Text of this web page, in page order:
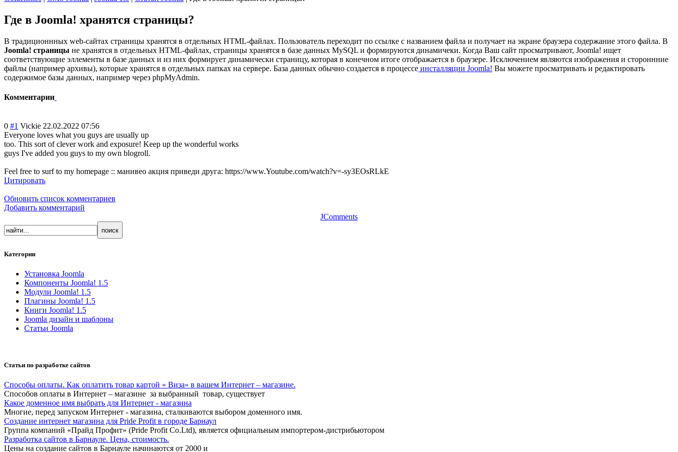
Где в Joomla! хранятся страницы?
В традиционнных web-сайтах страницы хранятся в отдельных HTML-файлах. Пользователь переходит по ссылке с названием файла и получает на экране браузера содержание этого файла. В
Joomla! страницы не хранятся в отдельных HTML-файлах, страницы хранятся в базе данных MySQL и формируются динамичеки. Когда Ваш сайт просматривают, Joomla! ищет
соответствующие эллементы в базе данных и из них формирует динамически страницу, которая в конечном итоге отображается в браузере. Исключением являются изображения и стороннние
файлы (например архивы), которые хранятся в отдельных папках на сервере. База данных обычно создается в процессе инсталляции Joomla! Вы можете просматривать и редактировать
содержимое базы данных, например через phpMyAdmin.
Комментарии
0 #1 Vickie 22.02.2022 07:56
Everyone loves what you guys are usually up
too. This sort of clever work and exposure! Keep up the wonderful works
guys I've added you guys to my own blogroll.
Feel free to surf to my homepage :: манивео акция приведи друга: https://www.Youtube.com/watch?v=-sy3EOsRLkE
Цитировать
Обновить список комментариев
Добавить комментарий
JComments
Категории
Установка Joomla
Компоненты Joomla! 1.5
Модули Joomla! 1.5
Плагины Joomla! 1.5
Книги Joomla! 1.5
Joomla дизайн и шаблоны
Статьи Joomla
Статьи по разработке сайтов
Способы оплаты. Как оплатить товар картой « Виза» в вашем Интернет – магазине.
Способов оплаты в Интернет – магазине за выбранный товар, существует
Какое доменное имя выбрать для Интернет - магазина
Многие, перед запуском Интернет - магазина, сталкиваются выбором доменного имя.
Cоздание интернет магазина для Pride Profit в городе Барнаул
Группа компаний «Прайд Профит» (Pride Profit Co.Ltd), является официальным импортером-дистрибьютором
Разработка сайтов в Барнауле. Цена, стоимость.
Цены на создание сайтов в Барнауле начинаются от 2000 и